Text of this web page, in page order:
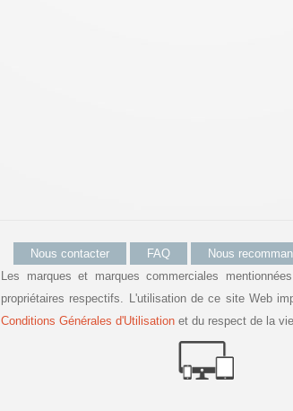
Nous contacter FAQ Nous
Les marques et marques commerciales
propriétaires respectifs. L'utilisation de ce site Web
Conditions Générales d'Utilisation et du respect de la